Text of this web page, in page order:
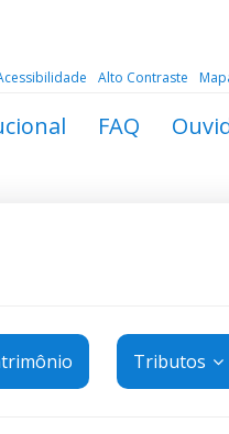
Alto Contraste
FAQ
Tributos